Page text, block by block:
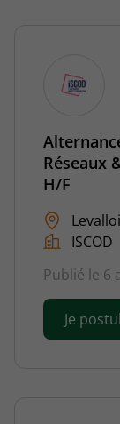
Réseaux
H/F
ISCOD
Publié le 6
Je